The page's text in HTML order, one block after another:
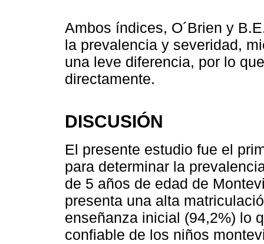
Ambos índices, O´Brien y
la prevalencia y severidad,
una leve diferencia, por lo
directamente.
DISCUSIÓN
El presente estudio fue el
para determinar la
de 5 años de edad de
presenta una alta
enseñanza inicial (94,2%) lo
confiable de los niños